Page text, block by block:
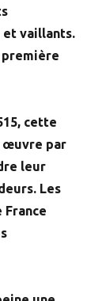
vaillants.
première
cette
œuvre par
leur
Les